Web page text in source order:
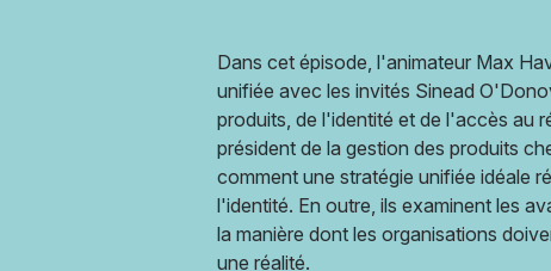
Dans cet épisode, l'animateur Max
unifiée avec les invités Sinead
produits, de l'identité et de l'accès au
président de la gestion des produits
comment une stratégie unifiée idéale
l'identité. En outre, ils examinent les
la manière dont les organisations
une réalité.